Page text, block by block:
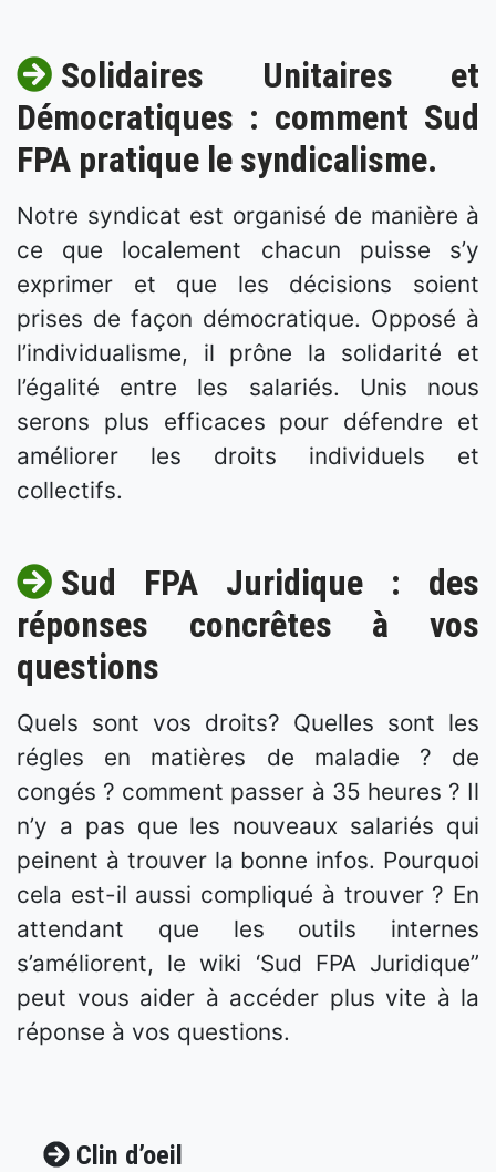
Solidaires Unitaires et
Démocratiques : comment Sud
FPA pratique le syndicalisme.
Notre syndicat est organisé de manière à
ce que localement chacun puisse s’y
exprimer et que les décisions soient
prises de façon démocratique. Opposé à
l’individualisme, il prône la solidarité et
l’égalité entre les salariés. Unis nous
serons plus efficaces pour défendre et
améliorer les droits individuels et
collectifs.
Sud FPA Juridique : des
réponses concrêtes à vos
questions
Quels sont vos droits? Quelles sont les
régles en matières de maladie ? de
congés ? comment passer à 35 heures ? Il
n’y a pas que les nouveaux salariés qui
peinent à trouver la bonne infos. Pourquoi
cela est-il aussi compliqué à trouver ? En
attendant que les outils internes
s’améliorent, le wiki ‘Sud FPA Juridique”
peut vous aider à accéder plus vite à la
réponse à vos questions.
Clin d’oeil